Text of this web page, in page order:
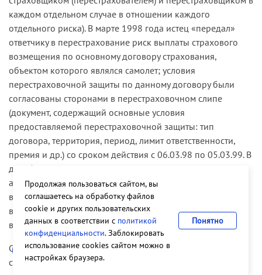
каждом отдельном случае в отношении каждого
отдельного риска). В марте 1998 года истец «передал»
ответчику в перестрахование риск выплаты страхового
возмещения по основному договору страхования,
объектом которого являлся самолет; условия
перестраховочной защиты по данному договору были
согласованы сторонами в перестраховочном слипе
(документ, содержащий основные условия
предоставляемой перестраховочной защиты: тип
договора, территория, период, лимит ответственности,
премия и др.) со сроком действия с 06.03.98 по 05.03.99. В
декабре 1998 года застрахованный самолет потерпел
аварию. В январе — марте 2000 года истец (страховщик)
выплатил страхователю причитающееся страховое
возмещение, а затем обратился к перестраховщику за
выплатой возмещения по договору перестрахования.
Отказывая в иске, суды исходили из того, что выплата
страхового возмещения по основному договору
Продолжая пользоваться сайтом, вы
соглашаетесь на обработку файлов
cookie и других пользовательских
данных в соответствии с политикой
конфиденциальности. Заблокировать
использование cookies сайтом можно в
настройках браузера.
Понятно